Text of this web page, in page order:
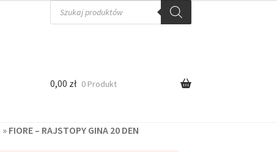
0,00 zł 0 Produkt
» FIORE – RAJSTOPY GINA 20 DEN